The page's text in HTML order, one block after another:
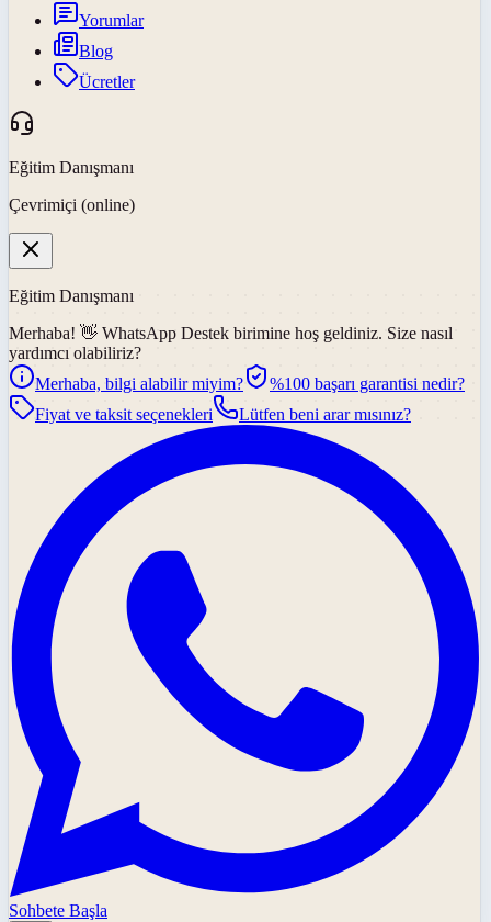
Yorumlar
Blog
Ücretler
Eğitim Danışmanı
Çevrimiçi (online)
Eğitim Danışmanı
Merhaba! 👋 WhatsApp Destek birimine hoş geldiniz. Size nasıl
yardımcı olabiliriz?
Merhaba, bilgi alabilir miyim?
%100 başarı garantisi nedir?
Fiyat ve taksit seçenekleri
Lütfen beni arar mısınız?
Sohbete Başla